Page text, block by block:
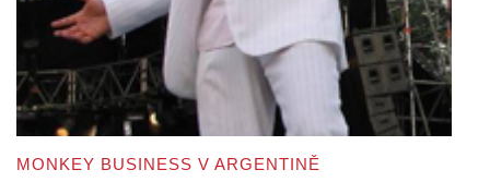
MONKEY BUSINESS V ARGENTINĚ